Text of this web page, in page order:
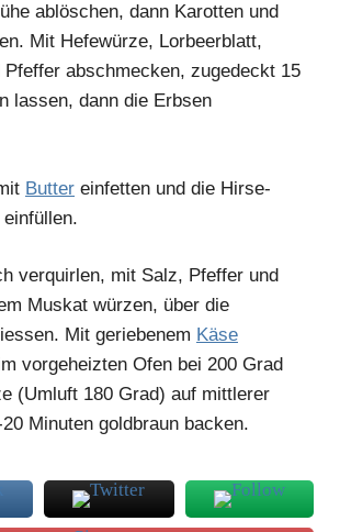
ablöschen, dann Karotten und
Mit Hefewürze, Lorbeerblatt,
abschmecken, zugedeckt 15
lassen, dann die Erbsen
Butter einfetten und die Hirse-
verquirlen, mit Salz, Pfeffer und
Muskat würzen, über die
Mit geriebenem Käse
vorgeheizten Ofen bei 200 Grad
(Umluft 180 Grad) auf mittlerer
Minuten goldbraun backen.